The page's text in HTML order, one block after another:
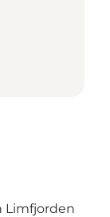
Limfjorden